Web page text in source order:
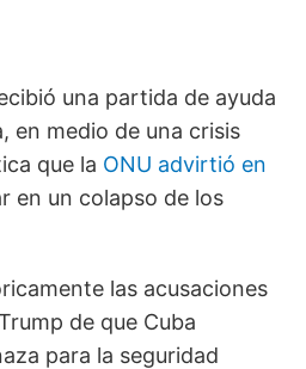
una partida de ayuda
en medio de una crisis
que la ONU advirtió en
en un colapso de los
las acusaciones
de que Cuba
para la seguridad